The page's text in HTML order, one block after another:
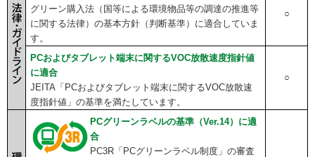
グリーン購入法（国等による環境物品等の調達の推進等
に関する法律）の基本方針（判断基準）に適合していま
す。
○
PCおよびタブレット端末に関するVOC放散速度指針値
に適合
JEITA「PCおよびタブレット端末に関するVOC放散速
度指針値」の基準を満たしています。
○
PCグリーンラベルの基準（Ver.14）に適
合
PC3R「PCグリーンラベル制度」の審査